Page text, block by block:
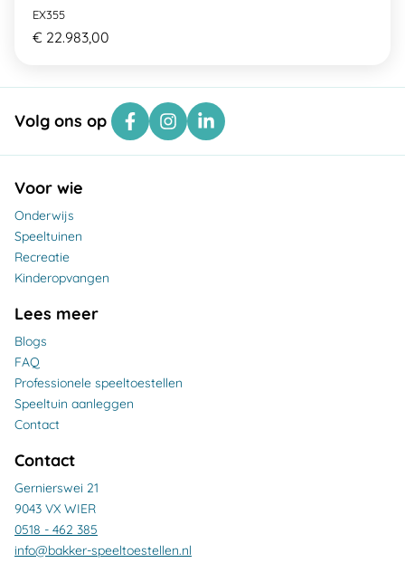
EX355
€ 22.983,00
Volg ons op
Voor wie
Onderwijs
Speeltuinen
Recreatie
Kinderopvangen
Lees meer
Blogs
FAQ
Professionele speeltoestellen
Speeltuin aanleggen
Contact
Contact
Gernierswei 21
9043 VX WIER
0518 - 462 385
info@bakker-speeltoestellen.nl